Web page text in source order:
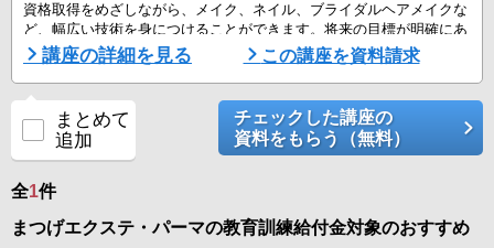
資格取得をめざしながら、メイク、ネイル、ブライダルヘアメイクな
ど、幅広い技術を身につけることができます。将来の目標が明確にあ
る方にとっても、様々なジャンルに挑戦したい方にとっても、将来の
可能性を広げる学習ができます。
少しでも興味を持ってくださった方は、ぜひお気軽に資料請求してく
ださい！
講座の詳細を見る この講座を資料請求
まとめて
追加
チェックした講座の
資料をもらう（無料）
全1件
まつげエクステ・パーマの教育訓練給付金対象のおすすめ